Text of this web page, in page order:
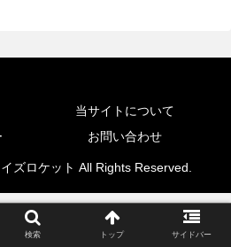
当サイトについて
お問い合わせ
ズロケット All Rights Reserved.
検索 トップ サイドバー